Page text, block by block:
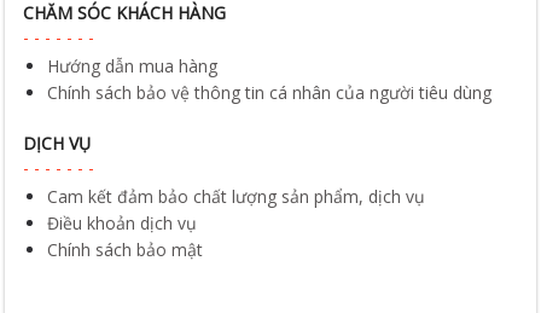
CHĂM SÓC KHÁCH HÀNG
Hướng dẫn mua hàng
Chính sách bảo vệ thông tin cá nhân của người tiêu dùng
DỊCH VỤ
Cam kết đảm bảo chất lượng sản phẩm, dịch vụ
Điều khoản dịch vụ
Chính sách bảo mật